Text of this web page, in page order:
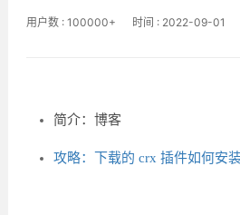
用户数 : 100000+ 时间 : 2022-09-01
简介：博客
攻略：下载的 crx 插件如何安